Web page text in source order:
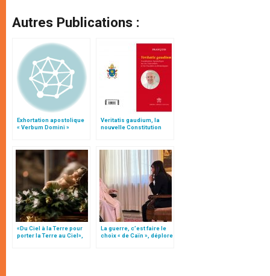
Autres Publications :
Exhortation apostolique
« Verbum Domini »
Veritatis gaudium, la
nouvelle Constitution
«Du Ciel à la Terre pour
porter la Terre au Ciel»,
La guerre, c’est faire le
choix « de Caïn », déplore